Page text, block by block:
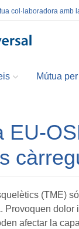
col·laboradora amb
Mútua per
EU-
(TME)
Provoquen
afectar la